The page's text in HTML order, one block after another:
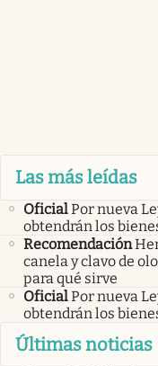
Las más leídas
OficialPor nueva
obtendrán los
Recomendación
canela y clavo de
para qué sirve
OficialPor nueva
obtendrán los
Últimas noticias